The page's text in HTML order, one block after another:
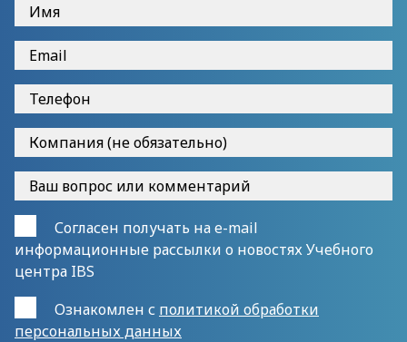
Согласен получать на e-mail
информационные рассылки о новостях Учебного
центра IBS
Ознакомлен с политикой обработки
персональных данных